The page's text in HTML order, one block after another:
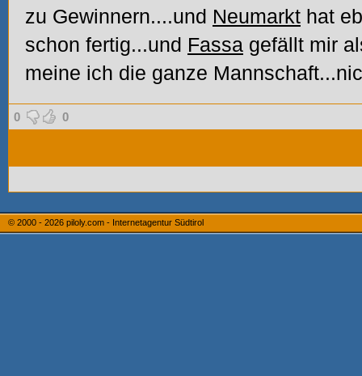
zu Gewinnern....und Neumarkt hat
schon fertig...und Fassa gefällt mir
meine ich die ganze
0 0
© 2000 - 2026 piloly.com - Internetagentur Südtirol